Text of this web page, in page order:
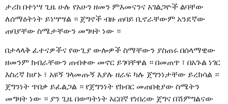
ታሪክ በተነሣ ጊዜ ሁሉ የአሁን ዘመን ምእመናንና አገልጋዮች ልባቸው
ለሰማዕትነት ይነሣሣል ። ጀግኖች ብዙ ጠባይ ቢኖራቸውም አንደኛው
ጠባያቸው ስሜታቸውን መግዛት ነው ።
በታላላቅ ፈተናዎችና የውጊያ ውሎዎች ስማቸውን ያስጠሩ በሰላማዊው
ዘመንም ክብራቸውን ጠብቀው መኖር ይገባቸዋል ። በመጠጥ ፣ በአጉል ነገር
እስረኛ ከሆኑ ፣ አዩኝ ገላመጡኝ እያሉ ዘራፍ ካሉ ጀግንነታቸው ይረክሳል ።
ጀግንነት ጥበቃ ይፈልጋል ። የጀግንነት የክብር መጠበቂያው ስሜትን
መግዛት ነው ። ያን ጊዜ በወጣትነት አርበኛ የነበረው ጀግና በሽምግልናው